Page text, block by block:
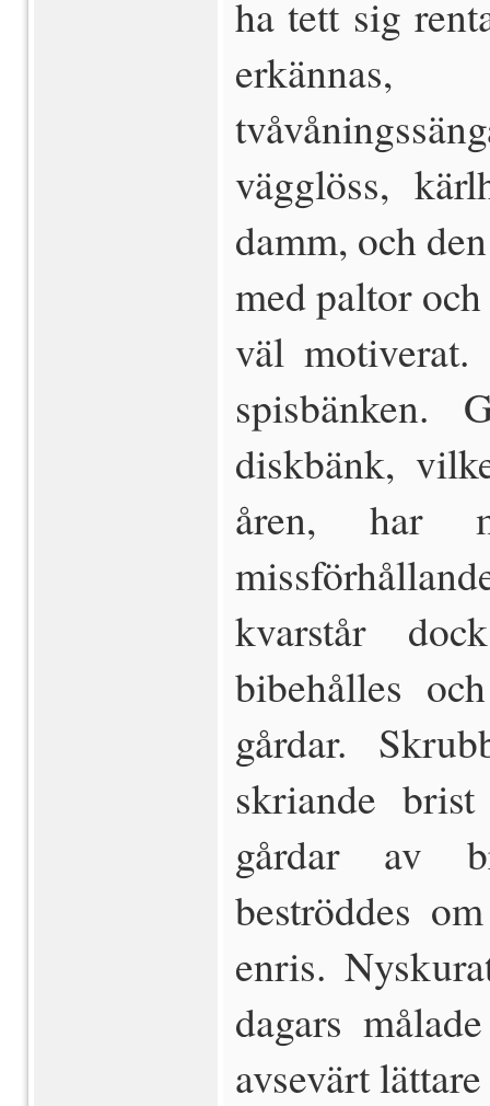
ha tett sig
vägglöss,
damm, och
med paltor
väl
spisbänken.
diskbänk,
åren, har
kvarstår
bibehålles
gårdar.
skriande
gårdar av
beströddes
enris.
dagars
avsevärt